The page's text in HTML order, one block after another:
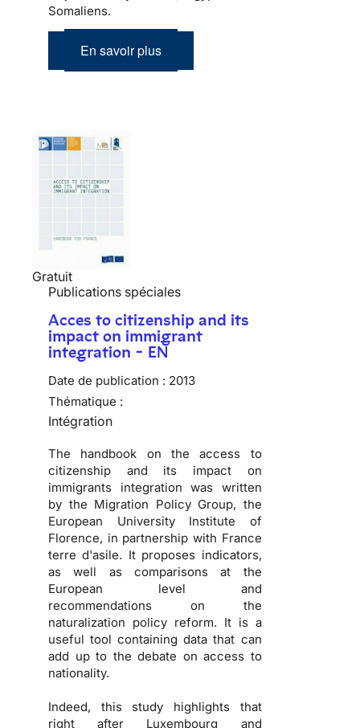
Somaliens.
En savoir plus
Gratuit
Publications spéciales
Acces to citizenship and its
impact on immigrant
integration - EN
Date de publication : 2013
Thématique :
Intégration
The handbook on the access to
citizenship and its impact on
immigrants integration was written
by the Migration Policy Group, the
European University Institute of
Florence, in partnership with France
terre d'asile. It proposes indicators,
as well as comparisons at the
European level and
recommendations on the
naturalization policy reform. It is a
useful tool containing data that can
add up to the debate on access to
nationality.
Indeed, this study highlights that
right after Luxembourg and